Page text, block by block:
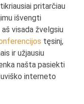
pritarčiau
išvengti
visada žvelgsiu
tęsinį,
ir užjausiu
našta pasiekti
interneto